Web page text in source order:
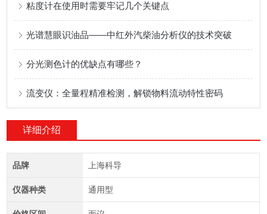
粘度计在使用时需要牢记几个关键点
光谱慧眼识油品——中红外汽柴油分析仪的技术突破
分光测色计的优缺点有哪些？
流变仪：全量程精准检测，解锁物料流动特性密码
详细介绍
品牌 上海科导
仪器种类 通用型